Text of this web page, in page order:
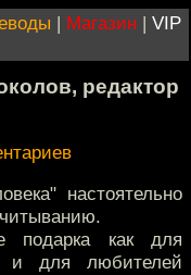
| Магазин | VIP
редактор
настоятельно
подарка как для
и для любителей